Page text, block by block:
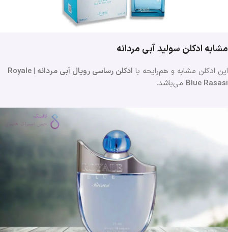
مشابه ادکلن سولید آبی مردانه
این ادکلن مشابه و هم‌رایحه با
ادکلن رساسی رویال آبی مردانه | Royale
Blue Rasasi می‌باشد.